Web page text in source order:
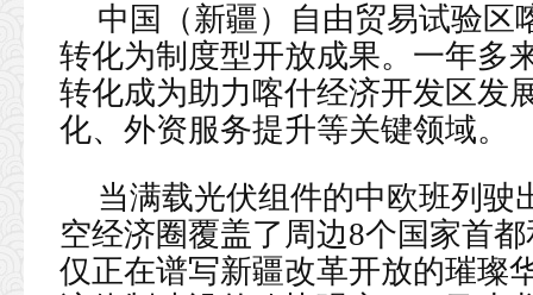
中国（新疆）自由贸易试验区
转化为制度型开放成果。一年多
转化成为助力喀什经济开发区发
化、外资服务提升等关键领域。
当满载光伏组件的中欧班列驶
空经济圈覆盖了周边8个国家首
仅正在谱写新疆改革开放的璀璨